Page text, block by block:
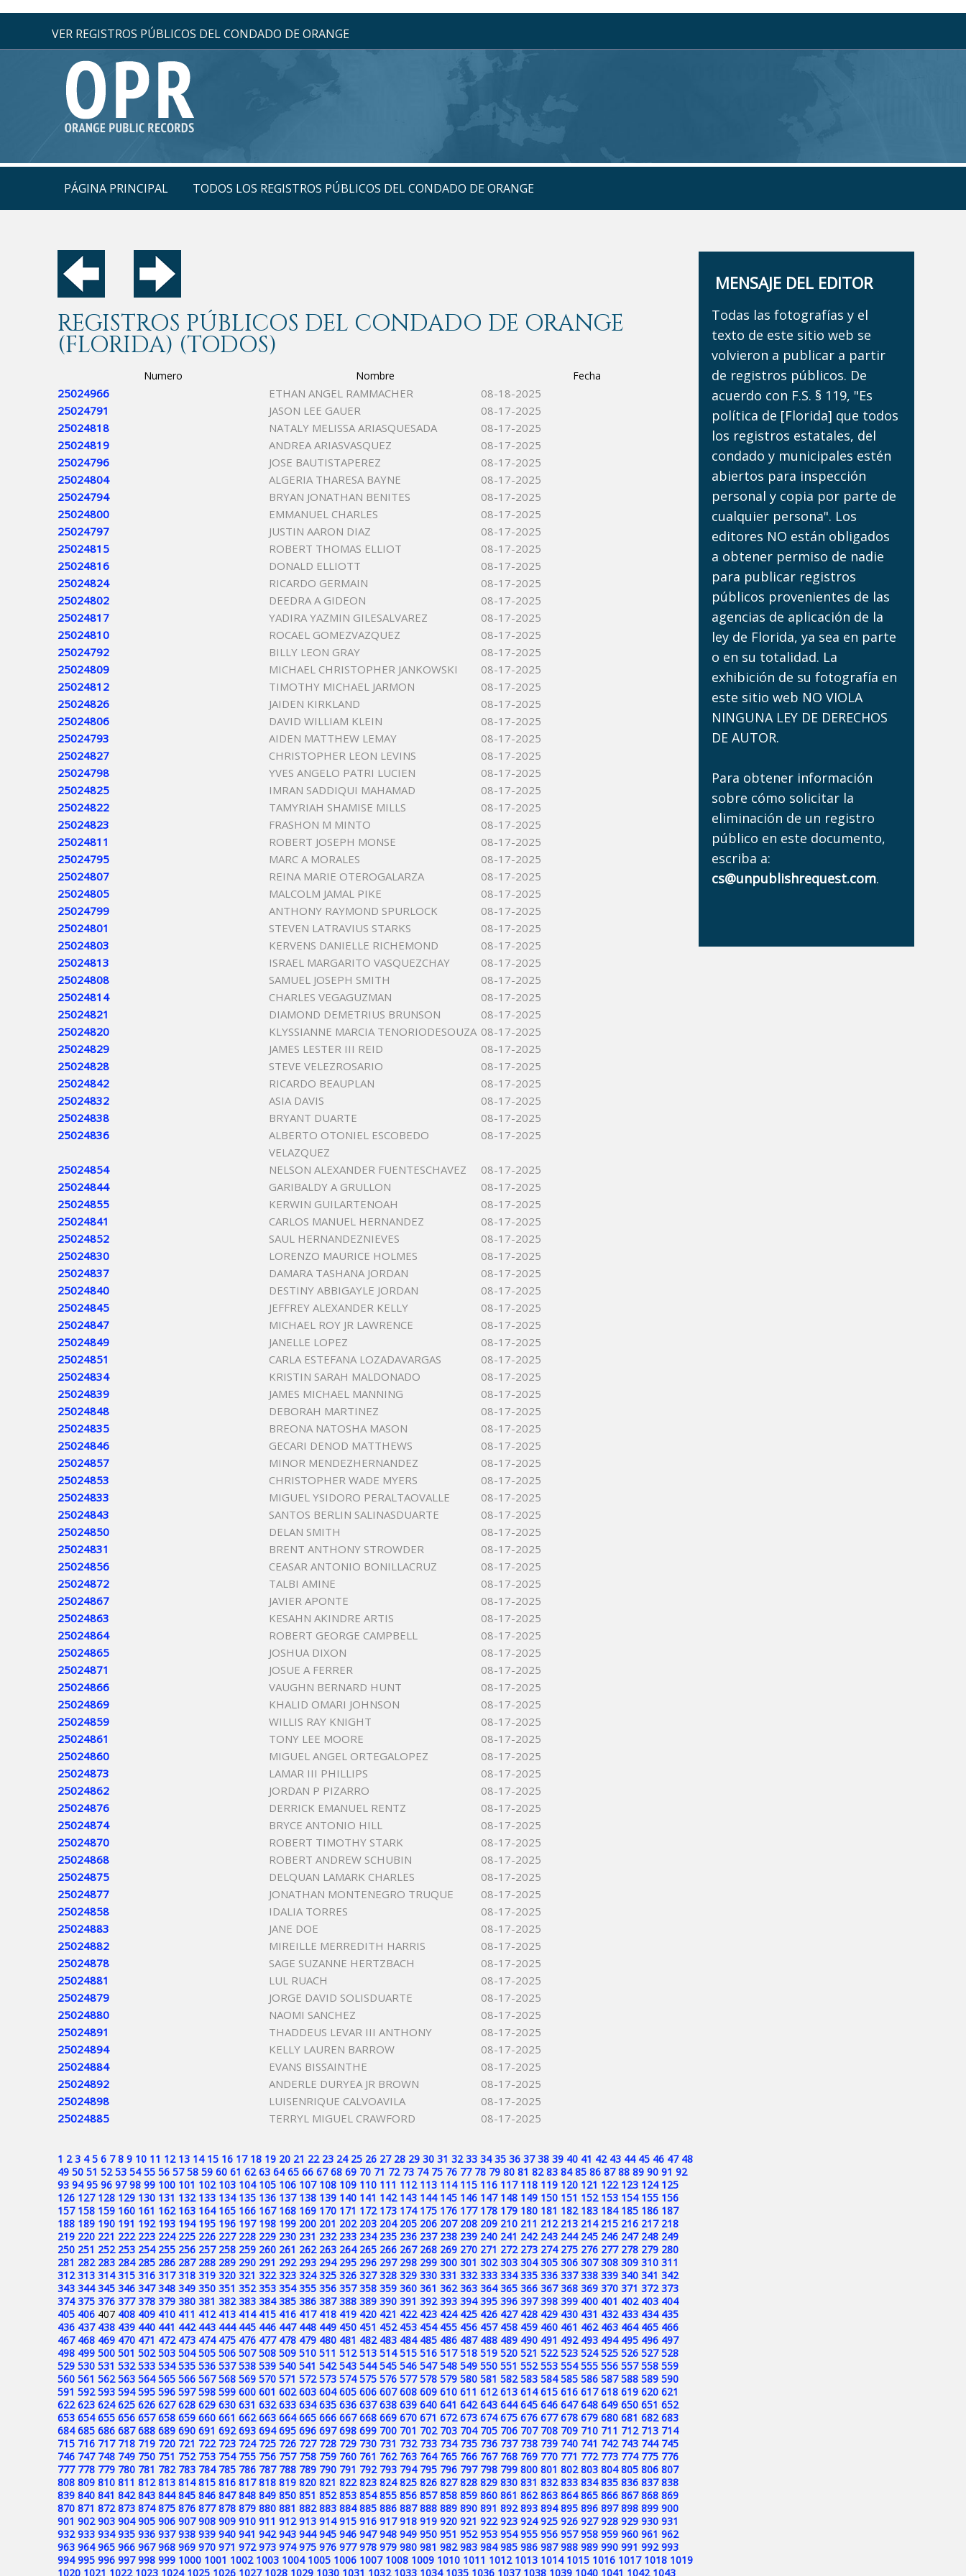
VER REGISTROS PÚBLICOS DEL CONDADO DE ORANGE
PÁGINA PRINCIPAL TODOS LOS REGISTROS PÚBLICOS DEL CONDADO DE ORANGE
REGISTROS PÚBLICOS DEL CONDADO DE ORANGE
(FLORIDA) (TODOS)
Numero Nombre Fecha
25024966 ETHAN ANGEL RAMMACHER
08-18-2025
25024791
JASON LEE GAUER
08-17-2025
25024818
NATALY MELISSA ARIASQUESADA
08-17-2025
25024819
ANDREA ARIASVASQUEZ
08-17-2025
25024796
JOSE BAUTISTAPEREZ
08-17-2025
25024804
ALGERIA THARESA BAYNE
08-17-2025
25024794
BRYAN JONATHAN BENITES
08-17-2025
25024800
EMMANUEL CHARLES
08-17-2025
25024797
JUSTIN AARON DIAZ
08-17-2025
25024815
ROBERT THOMAS ELLIOT
08-17-2025
25024816
DONALD ELLIOTT
08-17-2025
25024824
RICARDO GERMAIN
08-17-2025
25024802
DEEDRA A GIDEON
08-17-2025
25024817
YADIRA YAZMIN GILESALVAREZ
08-17-2025
25024810
ROCAEL GOMEZVAZQUEZ
08-17-2025
25024792
BILLY LEON GRAY
08-17-2025
25024809
MICHAEL CHRISTOPHER JANKOWSKI
08-17-2025
25024812
TIMOTHY MICHAEL JARMON
08-17-2025
25024826
JAIDEN KIRKLAND
08-17-2025
25024806
DAVID WILLIAM KLEIN
08-17-2025
25024793
AIDEN MATTHEW LEMAY
08-17-2025
25024827
CHRISTOPHER LEON LEVINS
08-17-2025
25024798
YVES ANGELO PATRI LUCIEN
08-17-2025
25024825
IMRAN SADDIQUI MAHAMAD
08-17-2025
25024822
TAMYRIAH SHAMISE MILLS
08-17-2025
25024823
FRASHON M MINTO
08-17-2025
25024811
ROBERT JOSEPH MONSE
08-17-2025
25024795
MARC A MORALES
08-17-2025
25024807
REINA MARIE OTEROGALARZA
08-17-2025
25024805
MALCOLM JAMAL PIKE
08-17-2025
25024799
ANTHONY RAYMOND SPURLOCK
08-17-2025
25024801
STEVEN LATRAVIUS STARKS
08-17-2025
25024803
KERVENS DANIELLE RICHEMOND
08-17-2025
25024813
ISRAEL MARGARITO VASQUEZCHAY
08-17-2025
25024808
SAMUEL JOSEPH SMITH
08-17-2025
25024814
CHARLES VEGAGUZMAN
08-17-2025
25024821
DIAMOND DEMETRIUS BRUNSON
08-17-2025
25024820
KLYSSIANNE MARCIA TENORIODESOUZA 08-17-2025
25024829
JAMES LESTER III REID
08-17-2025
25024828
STEVE VELEZROSARIO
08-17-2025
25024842
RICARDO BEAUPLAN
08-17-2025
25024832
ASIA DAVIS
08-17-2025
25024838
BRYANT DUARTE
08-17-2025
25024836
ALBERTO OTONIEL ESCOBEDO
VELAZQUEZ
08-17-2025
25024854 NELSON ALEXANDER FUENTESCHAVEZ
08-17-2025
25024844
GARIBALDY A GRULLON
08-17-2025
25024855
KERWIN GUILARTENOAH
08-17-2025
25024841
CARLOS MANUEL HERNANDEZ
08-17-2025
25024852
SAUL HERNANDEZNIEVES
08-17-2025
25024830
LORENZO MAURICE HOLMES
08-17-2025
25024837
DAMARA TASHANA JORDAN
08-17-2025
25024840
DESTINY ABBIGAYLE JORDAN
08-17-2025
25024845
JEFFREY ALEXANDER KELLY
08-17-2025
25024847
MICHAEL ROY JR LAWRENCE
08-17-2025
25024849
JANELLE LOPEZ
08-17-2025
25024851
CARLA ESTEFANA LOZADAVARGAS
08-17-2025
25024834
KRISTIN SARAH MALDONADO
08-17-2025
25024839
JAMES MICHAEL MANNING
08-17-2025
25024848
DEBORAH MARTINEZ
08-17-2025
25024835
BREONA NATOSHA MASON
08-17-2025
25024846
GECARI DENOD MATTHEWS
08-17-2025
25024857
MINOR MENDEZHERNANDEZ
08-17-2025
25024853
CHRISTOPHER WADE MYERS
08-17-2025
25024833
MIGUEL YSIDORO PERALTAOVALLE
08-17-2025
25024843
SANTOS BERLIN SALINASDUARTE
08-17-2025
25024850
DELAN SMITH
08-17-2025
25024831
BRENT ANTHONY STROWDER
08-17-2025
25024856
CEASAR ANTONIO BONILLACRUZ
08-17-2025
25024872
TALBI AMINE
08-17-2025
25024867
JAVIER APONTE
08-17-2025
25024863
KESAHN AKINDRE ARTIS
08-17-2025
25024864
ROBERT GEORGE CAMPBELL
08-17-2025
25024865
JOSHUA DIXON
08-17-2025
25024871
JOSUE A FERRER
08-17-2025
25024866
VAUGHN BERNARD HUNT
08-17-2025
25024869
KHALID OMARI JOHNSON
08-17-2025
25024859
WILLIS RAY KNIGHT
08-17-2025
25024861
TONY LEE MOORE
08-17-2025
25024860
MIGUEL ANGEL ORTEGALOPEZ
08-17-2025
25024873
LAMAR III PHILLIPS
08-17-2025
25024862
JORDAN P PIZARRO
08-17-2025
25024876
DERRICK EMANUEL RENTZ
08-17-2025
25024874
BRYCE ANTONIO HILL
08-17-2025
25024870
ROBERT TIMOTHY STARK
08-17-2025
25024868
ROBERT ANDREW SCHUBIN
08-17-2025
25024875
DELQUAN LAMARK CHARLES
08-17-2025
25024877
JONATHAN MONTENEGRO TRUQUE
08-17-2025
25024858
IDALIA TORRES
08-17-2025
25024883
JANE DOE
08-17-2025
25024882
MIREILLE MERREDITH HARRIS
08-17-2025
25024878
SAGE SUZANNE HERTZBACH
08-17-2025
25024881
LUL RUACH
08-17-2025
25024879
JORGE DAVID SOLISDUARTE
08-17-2025
25024880
NAOMI SANCHEZ
08-17-2025
25024891
THADDEUS LEVAR III ANTHONY
08-17-2025
25024894
KELLY LAUREN BARROW
08-17-2025
25024884
EVANS BISSAINTHE
08-17-2025
25024892
ANDERLE DURYEA JR BROWN
08-17-2025
25024898
LUISENRIQUE CALVOAVILA
08-17-2025
25024885
TERRYL MIGUEL CRAWFORD 08-17-2025
1 2 3 4 5 6 7 8 9 10 11 12 13 14 15 16 17 18 19 20 21 22 23 24 25 26 27 28 29 30 31 32 33 34 35 36 37 38 39 40 41 42 43 44 45 46 47 48
49 50 51 52 53 54 55 56 57 58 59 60 61 62 63 64 65 66 67 68 69 70 71 72 73 74 75 76 77 78 79 80 81 82 83 84 85 86 87 88 89 90 91 92
93 94 95 96 97 98 99 100 101 102 103 104 105 106 107 108 109 110 111 112 113 114 115 116 117 118 119 120 121 122 123 124 125
126 127 128 129 130 131 132 133 134 135 136 137 138 139 140 141 142 143 144 145 146 147 148 149 150 151 152 153 154 155 156
157 158 159 160 161 162 163 164 165 166 167 168 169 170 171 172 173 174 175 176 177 178 179 180 181 182 183 184 185 186 187
188 189 190 191 192 193 194 195 196 197 198 199 200 201 202 203 204 205 206 207 208 209 210 211 212 213 214 215 216 217 218
219 220 221 222 223 224 225 226 227 228 229 230 231 232 233 234 235 236 237 238 239 240 241 242 243 244 245 246 247 248 249
250 251 252 253 254 255 256 257 258 259 260 261 262 263 264 265 266 267 268 269 270 271 272 273 274 275 276 277 278 279 280
281 282 283 284 285 286 287 288 289 290 291 292 293 294 295 296 297 298 299 300 301 302 303 304 305 306 307 308 309 310 311
312 313 314 315 316 317 318 319 320 321 322 323 324 325 326 327 328 329 330 331 332 333 334 335 336 337 338 339 340 341 342
343 344 345 346 347 348 349 350 351 352 353 354 355 356 357 358 359 360 361 362 363 364 365 366 367 368 369 370 371 372 373
374 375 376 377 378 379 380 381 382 383 384 385 386 387 388 389 390 391 392 393 394 395 396 397 398 399 400 401 402 403 404
405 406 407 408 409 410 411 412 413 414 415 416 417 418 419 420 421 422 423 424 425 426 427 428 429 430 431 432 433 434 435
436 437 438 439 440 441 442 443 444 445 446 447 448 449 450 451 452 453 454 455 456 457 458 459 460 461 462 463 464 465 466
467 468 469 470 471 472 473 474 475 476 477 478 479 480 481 482 483 484 485 486 487 488 489 490 491 492 493 494 495 496 497
498 499 500 501 502 503 504 505 506 507 508 509 510 511 512 513 514 515 516 517 518 519 520 521 522 523 524 525 526 527 528
529 530 531 532 533 534 535 536 537 538 539 540 541 542 543 544 545 546 547 548 549 550 551 552 553 554 555 556 557 558 559
560 561 562 563 564 565 566 567 568 569 570 571 572 573 574 575 576 577 578 579 580 581 582 583 584 585 586 587 588 589 590
591 592 593 594 595 596 597 598 599 600 601 602 603 604 605 606 607 608 609 610 611 612 613 614 615 616 617 618 619 620 621
622 623 624 625 626 627 628 629 630 631 632 633 634 635 636 637 638 639 640 641 642 643 644 645 646 647 648 649 650 651 652
653 654 655 656 657 658 659 660 661 662 663 664 665 666 667 668 669 670 671 672 673 674 675 676 677 678 679 680 681 682 683
684 685 686 687 688 689 690 691 692 693 694 695 696 697 698 699 700 701 702 703 704 705 706 707 708 709 710 711 712 713 714
715 716 717 718 719 720 721 722 723 724 725 726 727 728 729 730 731 732 733 734 735 736 737 738 739 740 741 742 743 744 745
746 747 748 749 750 751 752 753 754 755 756 757 758 759 760 761 762 763 764 765 766 767 768 769 770 771 772 773 774 775 776
777 778 779 780 781 782 783 784 785 786 787 788 789 790 791 792 793 794 795 796 797 798 799 800 801 802 803 804 805 806 807
808 809 810 811 812 813 814 815 816 817 818 819 820 821 822 823 824 825 826 827 828 829 830 831 832 833 834 835 836 837 838
839 840 841 842 843 844 845 846 847 848 849 850 851 852 853 854 855 856 857 858 859 860 861 862 863 864 865 866 867 868 869
870 871 872 873 874 875 876 877 878 879 880 881 882 883 884 885 886 887 888 889 890 891 892 893 894 895 896 897 898 899 900
901 902 903 904 905 906 907 908 909 910 911 912 913 914 915 916 917 918 919 920 921 922 923 924 925 926 927 928 929 930 931
932 933 934 935 936 937 938 939 940 941 942 943 944 945 946 947 948 949 950 951 952 953 954 955 956 957 958 959 960 961 962
963 964 965 966 967 968 969 970 971 972 973 974 975 976 977 978 979 980 981 982 983 984 985 986 987 988 989 990 991 992 993
994 995 996 997 998 999 1000 1001 1002 1003 1004 1005 1006 1007 1008 1009 1010 1011 1012 1013 1014 1015 1016 1017 1018 1019
1020 1021 1022 1023 1024 1025 1026 1027 1028 1029 1030 1031 1032 1033 1034 1035 1036 1037 1038 1039 1040 1041 1042 1043
MENSAJE DEL EDITOR
Todas las fotografías y el
texto de este sitio web se
volvieron a publicar a partir
de registros públicos. De
acuerdo con F.S. § 119, "Es
política de [Florida] que todos
los registros estatales, del
condado y municipales estén
abiertos para inspección
personal y copia por parte de
cualquier persona". Los
editores NO están obligados
a obtener permiso de nadie
para publicar registros
públicos provenientes de las
agencias de aplicación de la
ley de Florida, ya sea en parte
o en su totalidad. La
exhibición de su fotografía en
este sitio web NO VIOLA
NINGUNA LEY DE DERECHOS
DE AUTOR.
Para obtener información
sobre cómo solicitar la
eliminación de un registro
público en este documento,
escriba a:
cs@unpublishrequest.com.